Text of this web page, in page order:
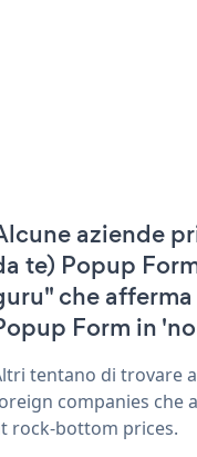
aziende
te) Popup
che
Form in
tentano di trovare
companies che
rock-bottom prices.